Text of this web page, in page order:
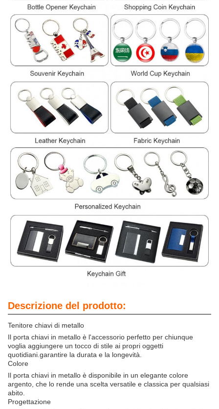
Descrizione del prodotto:
Tenitore chiavi di metallo
Il porta chiavi in metallo è l'accessorio perfetto per chiunque
voglia aggiungere un tocco di stile ai propri oggetti
quotidiani.garantire la durata e la longevità.
Colore
Il porta chiavi in metallo è disponibile in un elegante colore
argento, che lo rende una scelta versatile e classica per qualsiasi
abito.
Progettazione